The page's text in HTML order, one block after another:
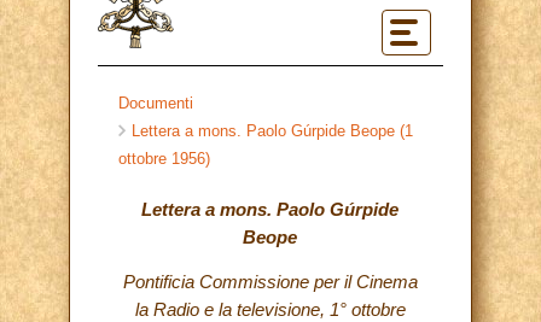
Documenti
Lettera a mons. Paolo Gúrpide Beope (1
ottobre 1956)
Lettera a mons. Paolo Gúrpide
Beope
Pontificia Commissione per il Cinema
la Radio e la televisione, 1° ottobre